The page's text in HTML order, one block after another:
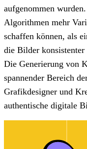
aufgenommen
Algorithmen mehr
schaffen können, als
die Bilder
Die Generierung von
spannender Bereich
Grafikdesigner und
authentische digitale